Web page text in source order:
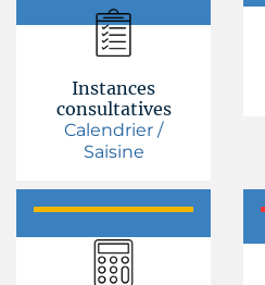
Instances
consultatives
Calendrier /
Saisine